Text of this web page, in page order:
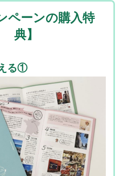
ペーンの購入特
典】
る①